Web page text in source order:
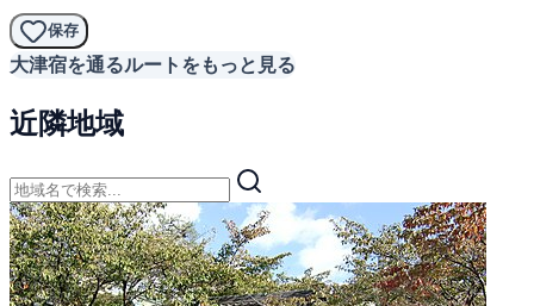
保存
大津宿を通るルートをもっと見る
近隣地域